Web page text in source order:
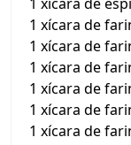
1 xícara de
1 xícara de
1 xícara de
1 xícara de
1 xícara de
1 xícara de